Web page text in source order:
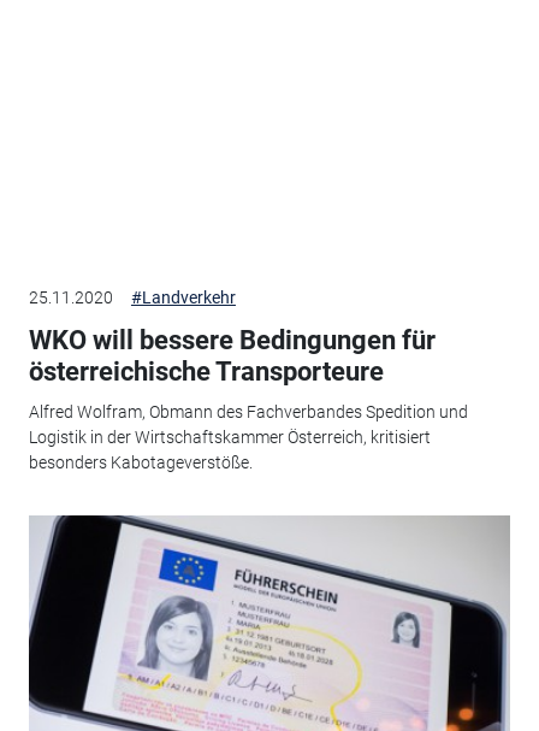
25.11.2020 #Landverkehr
WKO will bessere Bedingungen für
österreichische Transporteure
Alfred Wolfram, Obmann des Fachverbandes Spedition und
Logistik in der Wirtschaftskammer Österreich, kritisiert
besonders Kabotageverstöße.